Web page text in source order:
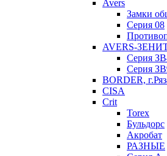
Avers
Замки
Серия 08
AVERS-
Серия
Серия
BORDER,
CISA
Crit
Torex
Бульдорс
Акробат
РАЗНЫЕ